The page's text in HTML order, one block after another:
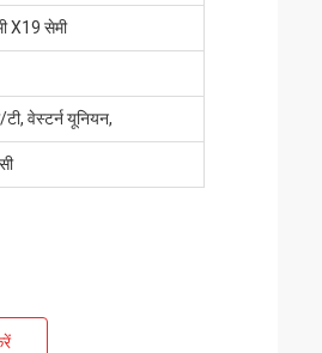
X19 सेमी
वेस्टर्न यूनियन,